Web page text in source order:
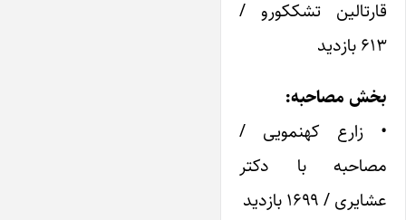
قارتالین تشککورو /
۶۱۳ بازدید
بخش مصاحبه:
• زارع کهنمویی /
مصاحبه با دکتر
عشایری / ۱۶۹۹ بازدید